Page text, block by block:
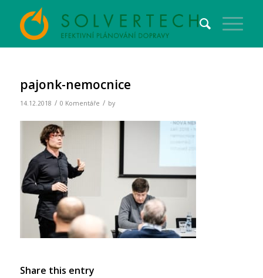
pajonk-nemocnice
14.12.2018 / 0 Komentáře / by
Share this entry